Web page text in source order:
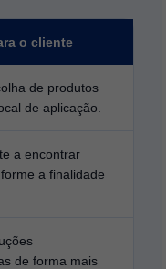
o cliente
de produtos
de aplicação.
a encontrar
a finalidade
de forma mais